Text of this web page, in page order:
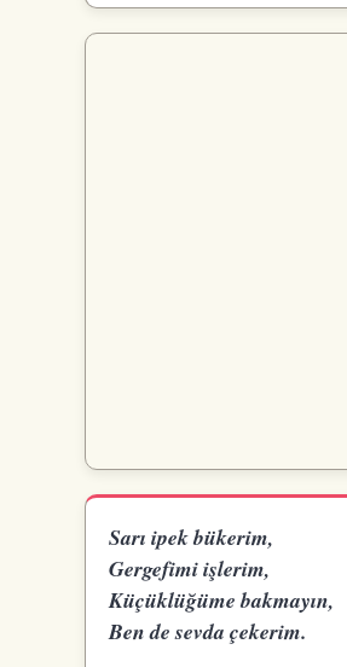
Sarı ipek bükerim,
Gergefimi işlerim,
Küçüklüğüme bakmayın,
Ben de sevda çekerim.